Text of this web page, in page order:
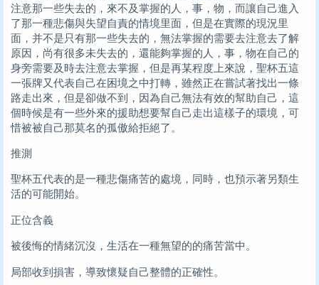
注意那一些失去的，來不及掌握的人，事，物，而讓自己進入
了那一種悲傷與失望自責的情境里面，但是在實際的現況里
面，并不是只有那一些失去的，無法掌握的需要去注意去了解
原因，尚有很多未失去的，還能夠掌握的人，事，物在自己的
身旁需要及時去注意去掌握，但是再某程度上來說，聖杯五這
一張牌又代表自己在困境之中打轉，雖然正在嘗試著找出一條
路走出來，但是卻做不到，因為自己無法有效的幫助自己，這
個時候是有一些外來的援助想要幫自己走出這樣子的環境，可
惜被被自己那莫名的孤傲給拒絕了。
推測
聖杯五代表的是一種悲傷痛苦的處境，同時，也預示著另類生
活的可能開始。
正位含義
被後悔的情緒沉沒，生活在一種無望的的痛苦當中。
局部收到損害，導致懷疑自己整體的正確性。